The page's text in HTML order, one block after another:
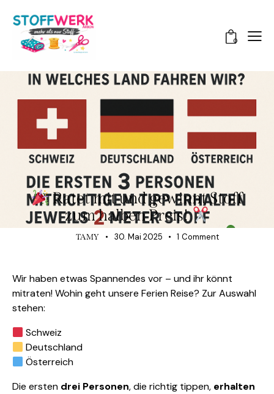
0
NEUES BEI STOFFWERK ARBON
Ratet mit und gewinnt Stoff
zum halben Preis!
TAMY 30. Mai 2025 1 Comment
Wir haben etwas Spannendes vor – und ihr könnt
mitraten! Wohin geht unsere Ferien Reise? Zur Auswahl
stehen:
Schweiz
Deutschland
Österreich
Die ersten drei Personen, die richtig tippen, erhalten